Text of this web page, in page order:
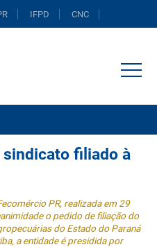
IFPD CNC
sindicato filiado à
PR, realizada em 29
o pedido de filiação do
do Estado do Paraná
a entidade é presidida por